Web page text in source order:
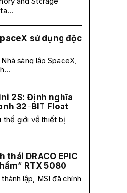
sử dụng độc
sáng lập SpaceX,
2S: Định nghĩa
32-BIT Float
thế giới về thiết bị
thái DRACO EPIC
RTX 5080
lập, MSI đã chính